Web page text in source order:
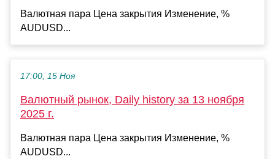
Валютная пара Цена закрытия Изменение, %
AUDUSD...
17:00, 15 Ноя
Валютный рынок, Daily history за 13 ноября
2025 г.
Валютная пара Цена закрытия Изменение, %
AUDUSD...